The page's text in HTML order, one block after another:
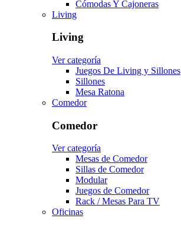
Cómodas Y Cajoneras
Living
Living
Ver categoría
Juegos De Living y Sillones
Sillones
Mesa Ratona
Comedor
Comedor
Ver categoría
Mesas de Comedor
Sillas de Comedor
Modular
Juegos de Comedor
Rack / Mesas Para TV
Oficinas